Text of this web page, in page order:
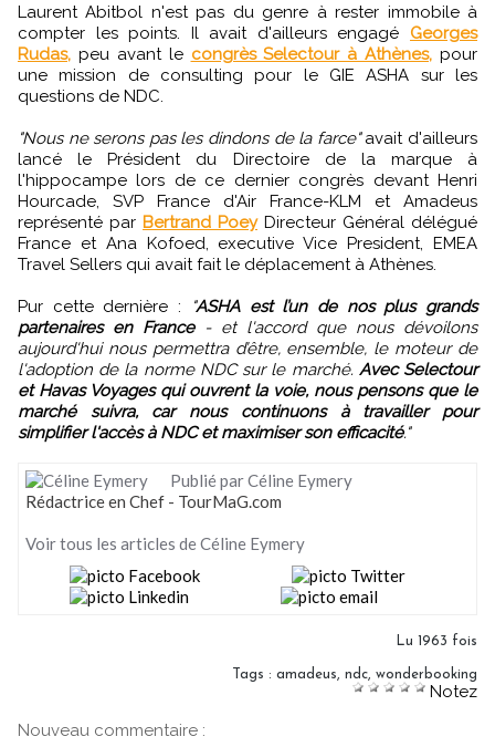
Laurent Abitbol n'est pas du genre à rester immobile à
compter les points. Il avait d'ailleurs engagé Georges
Rudas, peu avant le congrès Selectour à Athènes, pour
une mission de consulting pour le GIE ASHA sur les
questions de NDC.
"Nous ne serons pas les dindons de la farce"avait d'ailleurs
lancé le Président du Directoire de la marque à
l'hippocampe lors de ce dernier congrès devant Henri
Hourcade, SVP France d'Air France-KLM et Amadeus
représenté par Bertrand PoeyDirecteur Général délégué
France et Ana Kofoed, executive Vice President, EMEA
Travel Sellers qui avait fait le déplacement à Athènes.
Pur cette dernière : "ASHA est l’un de nos plus grands
partenaires en France- et l'accord que nous dévoilons
aujourd'hui nous permettra d’être, ensemble, le moteur de
l'adoption de la norme NDC sur le marché. Avec Selectour
et Havas Voyages qui ouvrent la voie, nous pensons que le
marché suivra, car nous continuons à travailler pour
simplifier l'accès à NDC et maximiser son efficacité."
Publié par Céline Eymery
Rédactrice en Chef - TourMaG.com
Voir tous les articles de Céline Eymery
Lu 1963 fois
Tags : amadeus ndc wonderbooking
Notez
Nouveau commentaire :